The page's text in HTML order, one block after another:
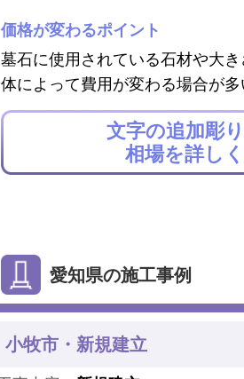
価格が変わるポイント
墓石に使用されている石材や大
体によって費用が変わる場合が多
文字の追加彫
相場を詳し
愛知県の施工事例
小牧市・新規建立